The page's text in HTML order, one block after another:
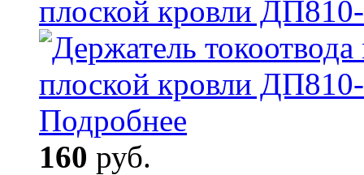
плоской кровли
Подробнее
160 руб.